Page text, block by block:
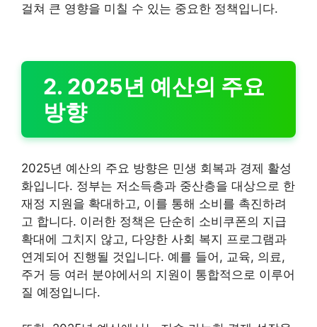
걸쳐 큰 영향을 미칠 수 있는 중요한 정책입니다.
2. 2025년 예산의 주요
방향
2025년 예산의 주요 방향은 민생 회복과 경제 활성
화입니다. 정부는 저소득층과 중산층을 대상으로 한
재정 지원을 확대하고, 이를 통해 소비를 촉진하려
고 합니다. 이러한 정책은 단순히 소비쿠폰의 지급
확대에 그치지 않고, 다양한 사회 복지 프로그램과
연계되어 진행될 것입니다. 예를 들어, 교육, 의료,
주거 등 여러 분야에서의 지원이 통합적으로 이루어
질 예정입니다.